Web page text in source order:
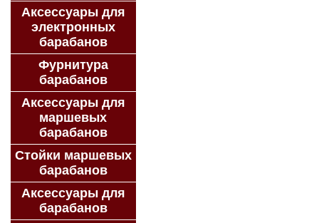
Аксессуары для
электронных
барабанов
Фурнитура
барабанов
Аксессуары для
маршевых
барабанов
Стойки маршевых
барабанов
Аксессуары для
барабанов